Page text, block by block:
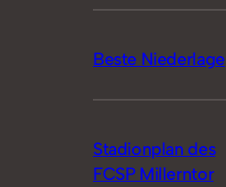
Beste Niederlage
Stadionplan des
FCSP Millerntor